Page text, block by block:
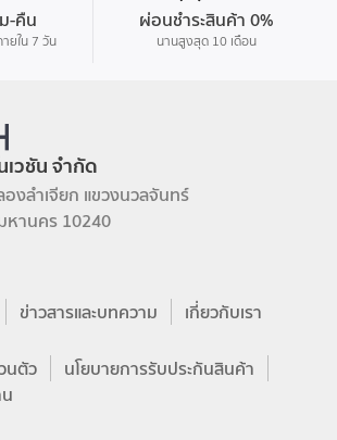
-คืน
ยใน 7 วัน
ผ่อนชำระสินค้า 0%
นานสูงสุด 10 เดือน
เวชัน จำกัด
งลำเจียก แขวงนวลจันทร์
หานคร 10240
ข่าวสารและบทความ เกี่ยวกับเรา
นตัว
นโยบายการรับประกันสินค้า